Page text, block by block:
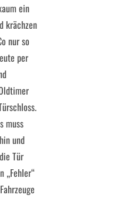
ein
krächzen
nur so
per
muss
und
Tür
„Fehler“